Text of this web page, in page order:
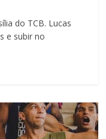
do TCB. Lucas
e subir no